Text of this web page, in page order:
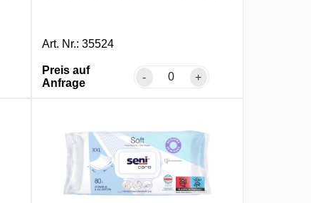
Art. Nr.: 35524
Preis auf
Anfrage
- +